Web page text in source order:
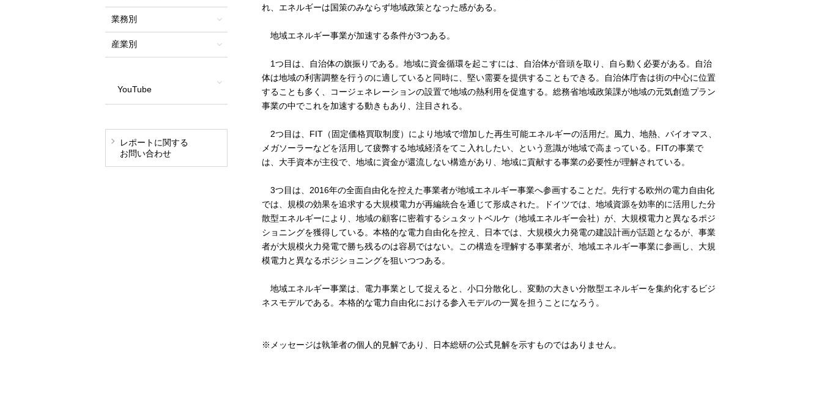
れ、エネルギーは国策のみならず地域政策となった感がある。
地域エネルギー事業が加速する条件が3つある。
1つ目は、自治体の旗振りである。地域に資金循環を起こすには、自治体が音頭を取り、自ら動く必要がある。自治
体は地域の利害調整を行うのに適していると同時に、堅い需要を提供することもできる。自治体庁舎は街の中心に位置
することも多く、コージェネレーションの設置で地域の熱利用を促進する。総務省地域政策課が地域の元気創造プラン
事業の中でこれを加速する動きもあり、注目される。
2つ目は、FIT（固定価格買取制度）により地域で増加した再生可能エネルギーの活用だ。風力、地熱、バイオマス、
メガソーラーなどを活用して疲弊する地域経済をてこ入れしたい、という意識が地域で高まっている。FITの事業で
は、大手資本が主役で、地域に資金が還流しない構造があり、地域に貢献する事業の必要性が理解されている。
3つ目は、2016年の全面自由化を控えた事業者が地域エネルギー事業へ参画することだ。先行する欧州の電力自由化
では、規模の効果を追求する大規模電力が再編統合を通じて形成された。ドイツでは、地域資源を効率的に活用した分
散型エネルギーにより、地域の顧客に密着するシュタットベルケ（地域エネルギー会社）が、大規模電力と異なるポジ
ショニングを獲得している。本格的な電力自由化を控え、日本では、大規模火力発電の建設計画が話題となるが、事業
者が大規模火力発電で勝ち残るのは容易ではない。この構造を理解する事業者が、地域エネルギー事業に参画し、大規
模電力と異なるポジショニングを狙いつつある。
地域エネルギー事業は、電力事業として捉えると、小口分散化し、変動の大きい分散型エネルギーを集約化するビジ
ネスモデルである。本格的な電力自由化における参入モデルの一翼を担うことになろう。
※メッセージは執筆者の個人的見解であり、日本総研の公式見解を示すものではありません。
業務別
産業別
YouTube
レポートに関する
お問い合わせ